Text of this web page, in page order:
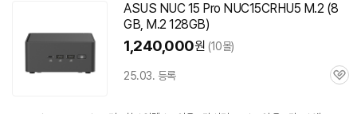
ASUS NUC 15 Pro NUC15CRHU5 M.2 (8
GB, M.2 128GB)
1,240,000원 (10몰)
25.03. 등록
관